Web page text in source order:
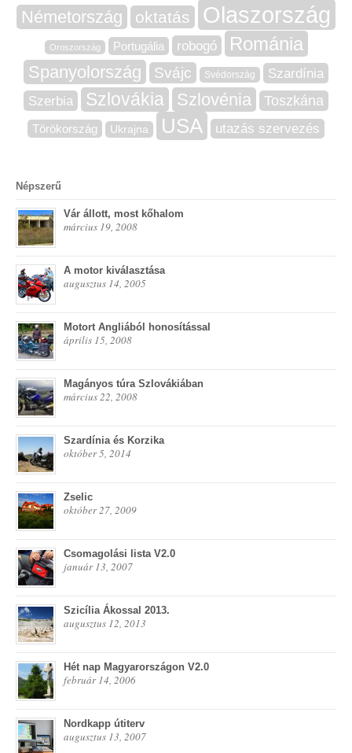
Németország oktatás Olaszország
Oroszország Portugália robogó Románia
Spanyolország Svájc Svédország
Szardínia
Szerbia
Szlovákia Szlovénia Toszkána
Törökország Ukrajna USA utazás szervezés
Népszerű
Vár állott, most kőhalom
március 19, 2008
A motor kiválasztása
augusztus 14, 2005
Motort Angliából honosítással
április 15, 2008
Magányos túra Szlovákiában
március 22, 2008
Szardínia és Korzika
október 5, 2014
Zselic
október 27, 2009
Csomagolási lista V2.0
január 13, 2007
Szicília Ákossal 2013.
augusztus 12, 2013
Hét nap Magyarországon V2.0
február 14, 2006
Nordkapp útiterv
augusztus 13, 2007